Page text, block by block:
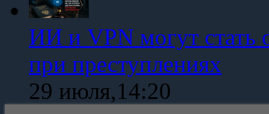
ИИ и VPN могут стать
при преступлениях
29 июля,14:20